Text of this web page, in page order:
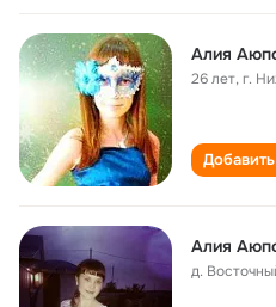
Алия
26 лет,г.
Алия
д.